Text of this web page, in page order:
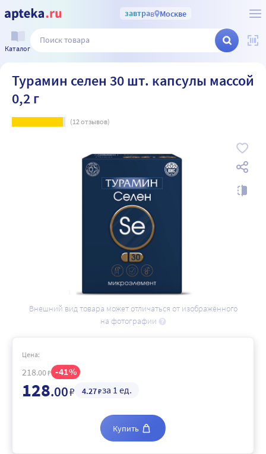
завтрав Москве
Каталог
Турамин селен 30 шт. капсулы массой
0,2 г
(12отзывов)
Внешний вид товара может отличаться от изображённого
на фотографии
Цена:
218.00₽ 41
128.00₽ 4.27₽за 1 ед.
Купить